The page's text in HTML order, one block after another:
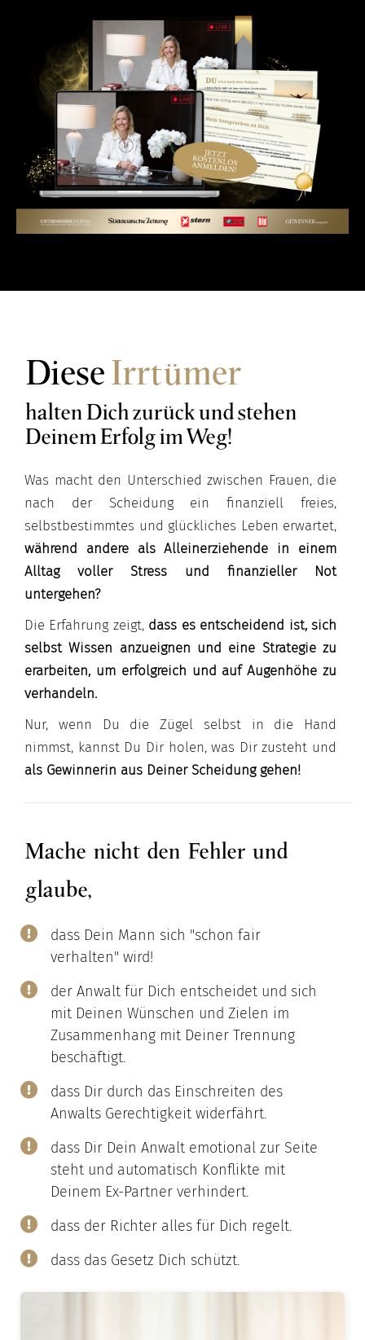
DieseIrrtümer
halten Dich zurück und stehen
Deinem Erfolg im Weg!
Was macht den Unterschied zwischen Frauen, die
nach der Scheidung ein finanziell freies,
selbstbestimmtes und glückliches Leben erwartet,
während andere als Alleinerziehende in einem
Alltag voller Stress und finanzieller Not
untergehen?
Die Erfahrung zeigt, dass es entscheidend ist, sich
selbst Wissen anzueignen und eine Strategie zu
erarbeiten, um erfolgreich und auf Augenhöhe zu
verhandeln.
Nur, wenn Du die Zügel selbst in die Hand
nimmst, kannst Du Dir holen, was Dir zusteht und
als Gewinnerin aus Deiner Scheidung gehen!
Mache nicht den Fehler und
glaube,
dass Dein Mann sich "schon fair
verhalten" wird!
der Anwalt für Dich entscheidet und sich
mit Deinen Wünschen und Zielen im
Zusammenhang mit Deiner Trennung
beschäftigt.
dass Dir durch das Einschreiten des
Anwalts Gerechtigkeit widerfährt.
dass Dir Dein Anwalt emotional zur Seite
steht und automatisch Konflikte mit
Deinem Ex-Partner verhindert.
dass der Richter alles für Dich regelt.
dass das Gesetz Dich schützt.